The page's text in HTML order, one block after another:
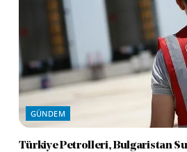
GÜNDEM
Türkiye Petrolleri, Bulgaristan